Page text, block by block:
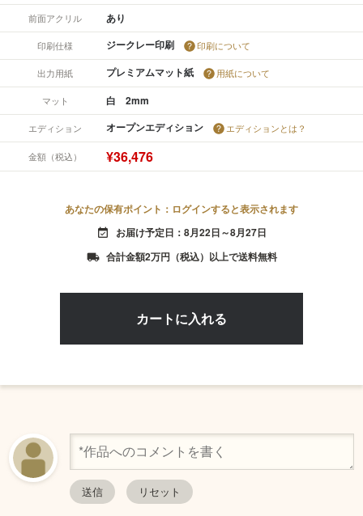
前面アクリル あり
印刷仕様 ジークレー印刷 印刷について
出力用紙 プレミアムマット紙 用紙について
マット 白 2mm
エディション オープンエディション エディションとは？
金額（税込） ¥36,476
あなたの保有ポイント：ログインすると表示されます
event_available お届け予定日：8月22日～8月27日
local_shipping 合計金額2万円（税込）以上で送料無料